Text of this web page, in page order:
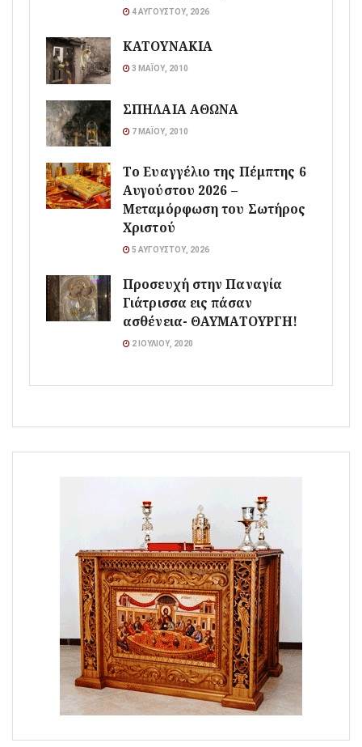
4 ΑΥΓΟΎΣΤΟΥ, 2026
ΚΑΤΟΥΝΑΚΙΑ
3 ΜΑΪ́ΟΥ, 2010
ΣΠΗΛΑΙΑ ΑΘΩΝΑ
7 ΜΑΪ́ΟΥ, 2010
Το Ευαγγέλιο της Πέμπτης 6
Αυγούστου 2026 –
Μεταμόρφωση του Σωτήρος
Χριστού
5 ΑΥΓΟΎΣΤΟΥ, 2026
Προσευχή στην Παναγία
Γιάτρισσα εις πάσαν
ασθένεια- ΘΑΥΜΑΤΟΥΡΓΗ!
2 ΙΟΥΛΊΟΥ, 2020